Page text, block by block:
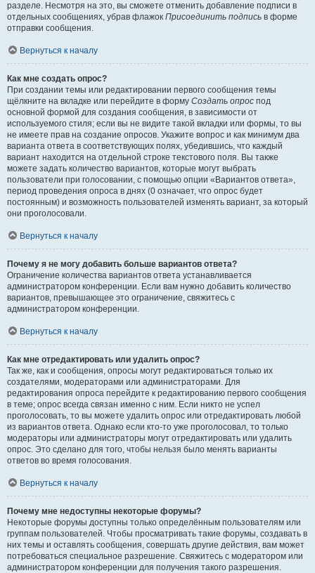
разделе. Несмотря на это, вы сможете отменить добавление подписи в
отдельных сообщениях, убрав флажок Присоединить подпись в форме
отправки сообщения.
Вернуться к началу
Как мне создать опрос?
При создании темы или редактировании первого сообщения темы
щёлкните на вкладке или перейдите в форму Создать опрос под
основной формой для создания сообщения, в зависимости от
используемого стиля; если вы не видите такой вкладки или формы, то вы
не имеете прав на создание опросов. Укажите вопрос и как минимум два
варианта ответа в соответствующих полях, убедившись, что каждый
вариант находится на отдельной строке текстового поля. Вы также
можете задать количество вариантов, которые могут выбрать
пользователи при голосовании, с помощью опции «Вариантов ответа»,
период проведения опроса в днях (0 означает, что опрос будет
постоянным) и возможность пользователей изменять вариант, за который
они проголосовали.
Вернуться к началу
Почему я не могу добавить больше вариантов ответа?
Ограничение количества вариантов ответа устанавливается
администратором конференции. Если вам нужно добавить количество
вариантов, превышающее это ограничение, свяжитесь с
администратором конференции.
Вернуться к началу
Как мне отредактировать или удалить опрос?
Так же, как и сообщения, опросы могут редактироваться только их
создателями, модераторами или администраторами. Для
редактирования опроса перейдите к редактированию первого сообщения
в теме; опрос всегда связан именно с ним. Если никто не успел
проголосовать, то вы можете удалить опрос или отредактировать любой
из вариантов ответа. Однако если кто-то уже проголосовал, то только
модераторы или администраторы могут отредактировать или удалить
опрос. Это сделано для того, чтобы нельзя было менять варианты
ответов во время голосования.
Вернуться к началу
Почему мне недоступны некоторые форумы?
Некоторые форумы доступны только определённым пользователям или
группам пользователей. Чтобы просматривать такие форумы, создавать в
них темы и оставлять сообщения, совершать другие действия, вам может
потребоваться специальное разрешение. Свяжитесь с модератором или
администратором конференции для получения такого разрешения.